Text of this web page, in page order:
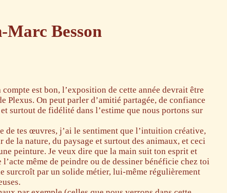
Marc Besson
est bon, l’exposition de cette année devrait être
Plexus. On peut parler d’amitié partagée, de confiance
surtout de fidélité dans l’estime que nous portons sur
de tes œuvres, j’ai le sentiment que l’intuition créative,
de la nature, du paysage et surtout des animaux, et ceci
peinture. Je veux dire que la main suit ton esprit et
même de peindre ou de dessiner bénéficie chez toi
surcroît par un solide métier, lui-même régulièrement